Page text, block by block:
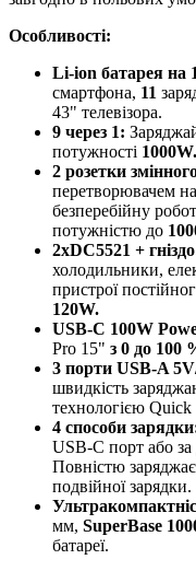
Особливості:
Li-ion батарея на
смартфона, 11
43" телевізора.
9 через 1:
потужності 1000W.
2 розетки
перетворювачем
безперебійну
потужністю до
2xDC5521 +
холодильники,
пристрої
120W.
USB-C 100W
Pro 15" з 0 до 100
3 порти USB-A
швидкість
технологією Quick
4 способи
USB-C порт або
Повністю
подвійної зарядки.
мм, SuperBase
батареї.